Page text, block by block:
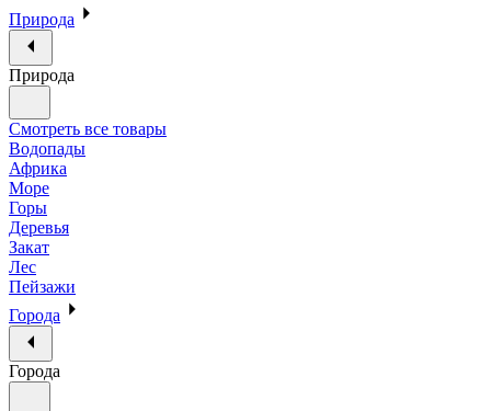
Природа
Природа
Смотреть все товары
Водопады
Африка
Море
Горы
Деревья
Закат
Лес
Пейзажи
Города
Города